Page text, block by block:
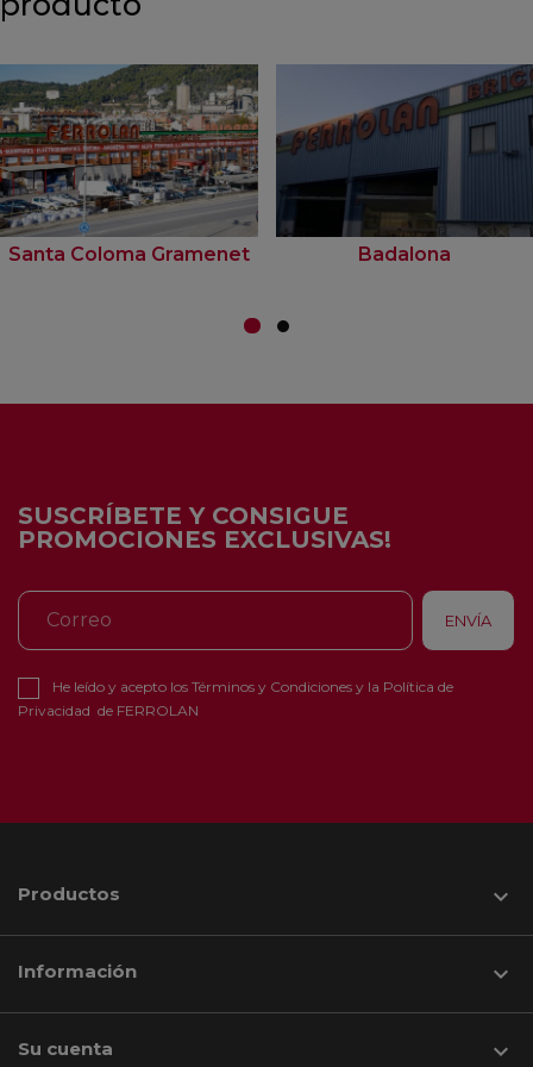
Santa Coloma Gramenet Badalona
SUSCRÍBETE Y CONSIGUE
PROMOCIONES EXCLUSIVAS!
He leído y acepto los Términos y Condiciones y la Política de
Privacidad de FERROLAN
Productos 
Información 
Su cuenta 